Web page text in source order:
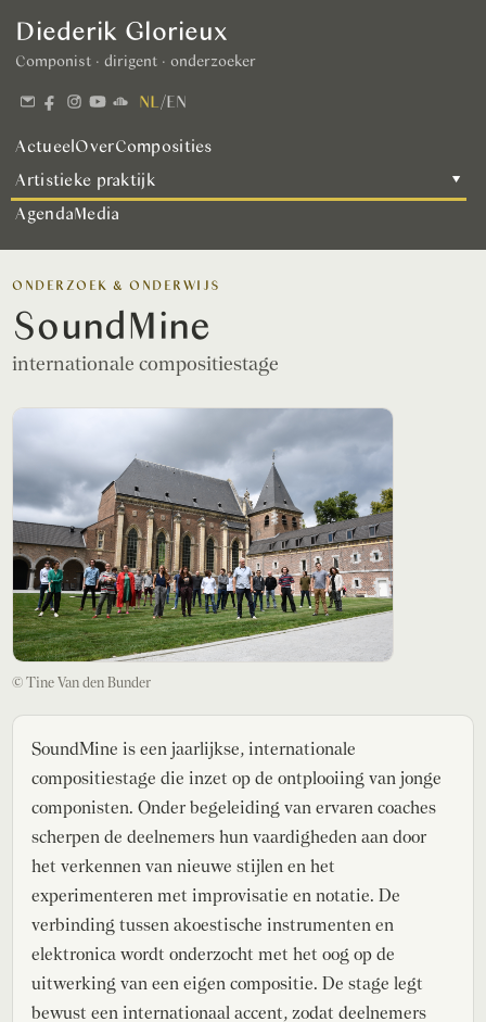
Diederik Glorieux
Componist · dirigent · onderzoeker
NL /EN
Actueel OverComposities
Artistieke praktijk
▾
AgendaMedia
ONDERZOEK & ONDERWIJS
SoundMine
internationale compositiestage
SoundMine is een jaarlijkse, internationale
compositiestage die inzet op de ontplooiing van jonge
componisten. Onder begeleiding van ervaren coaches
scherpen de deelnemers hun vaardigheden aan door
het verkennen van nieuwe stijlen en het
experimenteren met improvisatie en notatie. De
verbinding tussen akoestische instrumenten en
elektronica wordt onderzocht met het oog op de
uitwerking van een eigen compositie. De stage legt
bewust een internationaal accent, zodat deelnemers
© Tine Van den Bunder